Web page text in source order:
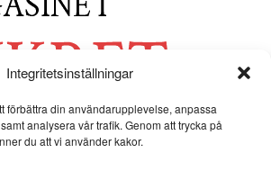
Integritetsinställningar
förbättra din användarupplevelse, anpassa
analysera vår trafik. Genom att trycka på
du att vi använder kakor.